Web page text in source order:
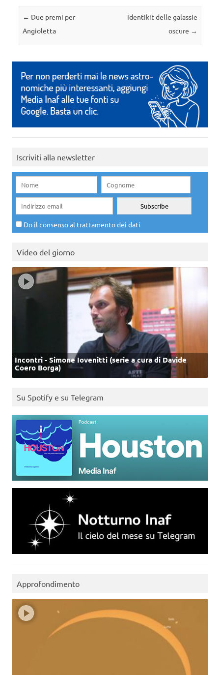
Navigazione articolo
← Due premi per
Angioletta
Identikit delle galassie
oscure →
Iscriviti alla newsletter
Do il consenso al trattamento dei dati
Video del giorno
Incontri - Simone Iovenitti (serie a cura di Davide
Coero Borga)
Su Spotify e su Telegram
Approfondimento